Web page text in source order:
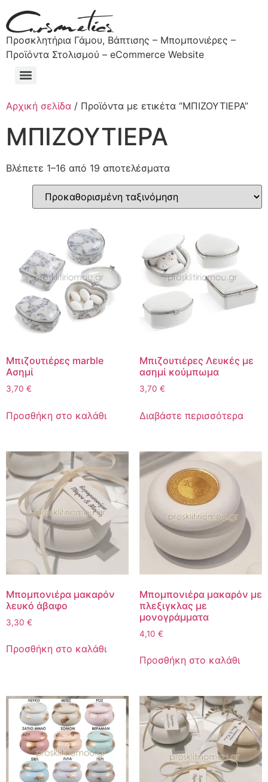
Προσκλητήρια Γάμου, Βάπτισης – Μπομπονιέρες –
Προϊόντα Στολισμού – eCommerce Website
Αρχική σελίδα / Προϊόντα με ετικέτα “ΜΠΙΖΟΥΤΙΕΡΑ”
ΜΠΙΖΟΥΤΙΕΡΑ
Βλέπετε 1–16 από 19 αποτελέσματα
Μπιζουτιέρες marble
Ασημί
3,70 €
Προσθήκη στο καλάθι
Μπιζουτιέρες Λευκές με
ασημί κούμπωμα
3,70 €
Διαβάστε περισσότερα
Μπομπονιέρα μακαρόν
λευκό άβαφο
3,30 €
Προσθήκη στο καλάθι
Μπομπονιέρα μακαρόν με
πλεξιγκλας με
μονογράμματα
4,10 €
Προσθήκη στο καλάθι